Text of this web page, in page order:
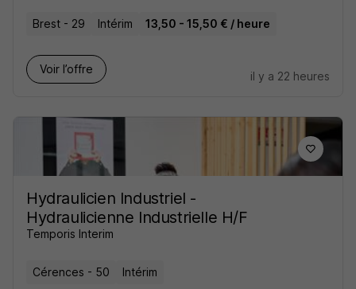
Brest - 29 Intérim 13,50 - 15,50 € / heure
Voir l’offre
il y a 22 heures
Hydraulicien Industriel -
Hydraulicienne Industrielle H/F
Temporis Interim
Cérences - 50 Intérim